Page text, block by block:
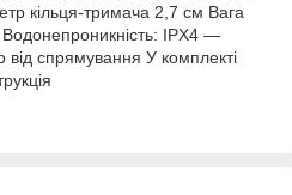
кільця-тримача 2,7 см Вага
IPX4 —
від спрямування У комплекті